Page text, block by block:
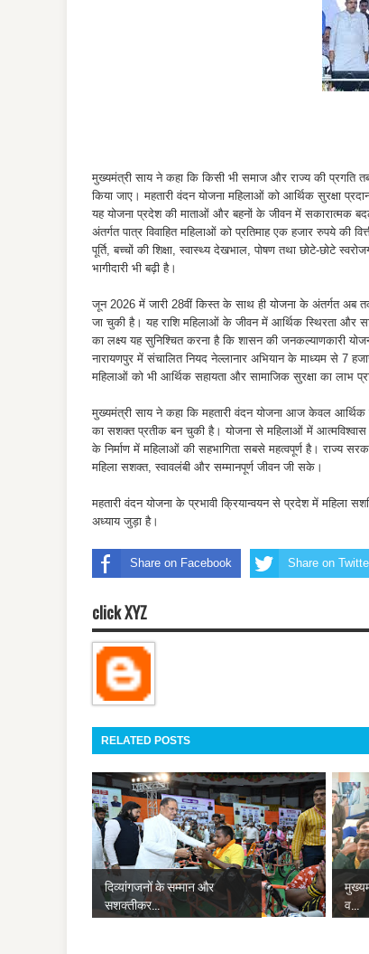
मुख्यमंत्री साय ने कहा कि किसी भी समाज और राज्य की
किया जाए। महतारी वंदन योजना महिलाओं को आर्थिक सुरक्षा
यह योजना प्रदेश की माताओं और बहनों के जीवन में सकारात्मक
अंतर्गत पात्र विवाहित महिलाओं को प्रतिमाह एक हजार रुपये की
पूर्ति, बच्चों की शिक्षा, स्वास्थ्य देखभाल, पोषण तथा छोटे-छोटे
भागीदारी भी बढ़ी है।
जून 2026 में जारी 28वीं किस्त के साथ ही योजना के अंतर्गत
जा चुकी है। यह राशि महिलाओं के जीवन में आर्थिक स्थिरता और
का लक्ष्य यह सुनिश्चित करना है कि शासन की जनकल्याणकारी
नारायणपुर में संचालित नियद नेल्लानार अभियान के माध्यम से 7
महिलाओं को भी आर्थिक सहायता और सामाजिक सुरक्षा का लाभ
मुख्यमंत्री साय ने कहा कि महतारी वंदन योजना आज केवल आर्थिक
का सशक्त प्रतीक बन चुकी है। योजना से महिलाओं में आत्मविश्वास
के निर्माण में महिलाओं की सहभागिता सबसे महत्वपूर्ण है। राज्य
महिला सशक्त, स्वावलंबी और सम्मानपूर्ण जीवन जी सके।
महतारी वंदन योजना के प्रभावी क्रियान्वयन से प्रदेश में महिला
अध्याय जुड़ा है।
Share on Facebook Share on
click XYZ
RELATED POSTS
दिव्यांगजनों के सम्मान और
सशक्तीकर...
व...